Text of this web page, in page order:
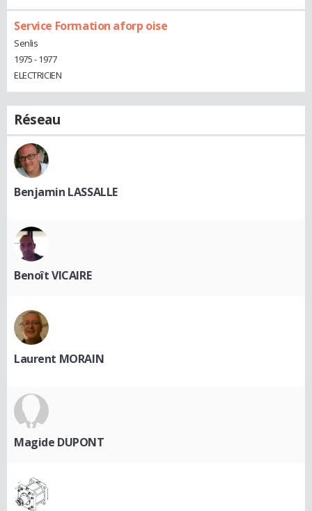
Service Formation aforp oise
Senlis
1975 - 1977
ELECTRICIEN
Réseau
Benjamin LASSALLE
Benoît VICAIRE
Laurent MORAIN
Magide DUPONT